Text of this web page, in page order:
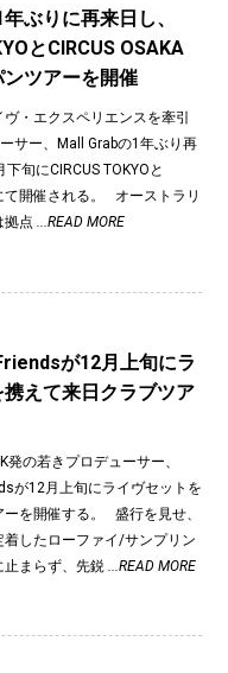
ぶりに再来日し、
とCIRCUS OSAKA
ツアーを開催
・エクスペリエンスを牽引
サー、Mall Grabの1年ぶり再
旬にCIRCUS TOKYOと
て開催される。 オーストラリ
拠点 ...READ MORE
が12月上旬にラ
えて来日クラブツア
発の若きプロデューサー、
が12月上旬にライヴセットを
を開催する。 盛行を見せ、
着したローファイ/サンプリン
止まらず、先鋭
...READ MORE